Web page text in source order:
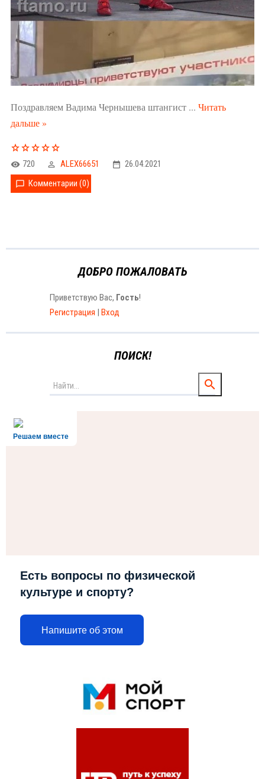
Поздравляем Вадима Чернышева штангист ... Читать
дальше »
720 ALEX66651
26.04.2021
Комментарии (0)
ДОБРО ПОЖАЛОВАТЬ
Приветствую Вас, Гость!
Регистрация | Вход
ПОИСК!
Решаем вместе
Есть вопросы по физической
культуре и спорту?
Напишите об этом